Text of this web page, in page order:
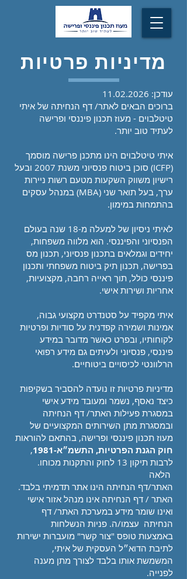
מדיניות פרטיות
עודכן: 11.02.2026
ברוכים הבאים לאתר/ דף הנחיתה של איתי
טיטלבוים - מעוז תכנון פיננסי ופרישה
לעתיד טוב יותר.
איתי טיטלבוים הינו מתכנן פרישה מוסמך
(ICFP) סוכן ביטוח פנסיוני משנת 2007 ובעל
רישיון משווק השקעות מטעם רשות ניירות
ערך, בעל תואר שני (MBA) במנהל עסקים
בהתמחות במימון.
לאיתי ניסיון של למעלה מ-18 שנה בעולם
הפנסיוני והפיננסי. הוא מלווה משפחות,
יחידים וגמלאים בתכנון פנסיוני, תכנון מס
בפרישה, תכנון תיק ביטוח משפחתי ותכנון
פיננסי כולל, תוך ראייה רחבה, מקצועיות,
אחריות ושירות אישי.
איתי מקפיד על סטנדרט מקצועי גבוה,
אמינות ושמירה קפדנית על סודיות ופרטיות
לקוחותיו, ובפרט כאשר מדובר במידע
פיננסי, פנסיוני ולעיתים גם מידע רפואי
הרלוונטי לכיסויים ביטוחיים.
מדיניות פרטיות זו נועדה להסביר בשקיפות
כיצד נאסף, נשמר ומעובד מידע אישי
במסגרת פעילות האתר/ דף הנחיתה
ובמסגרת מתן השירותים המקצועיים של
מעוז תכנון פיננסי ופרישה, בהתאם להוראות
חוק הגנת הפרטיות, התשמ״א-1981
,
לרבות תיקון 13 לחוק והתקנות מכוחו.
הלאה
האתר/דף הנחיתה הינו אתר תדמיתי בלבד.
האתר / דף הנחיתה אינו מנהל אזור אישי
ואינו שומר מידע במערכת האתר/ דף
הנחיתה עצמו/ה. פניות הנשלחות
באמצעות טופס "צור קשר" מועברות ישירות
לתיבת הדוא״ל העסקית של איתי,
המשמשת אותו בלבד לצורך מתן מענה
לפנייה.